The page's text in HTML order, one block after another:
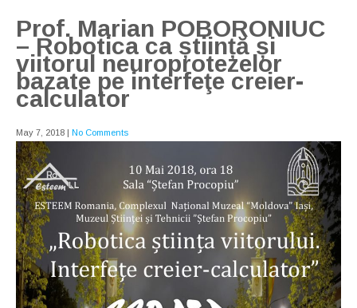
Prof. Marian POBORONIUC
– Robotica ca știință și
viitorul neuroprotezelor
bazate pe interfeţe creier-
calculator
May 7, 2018 | No Comments